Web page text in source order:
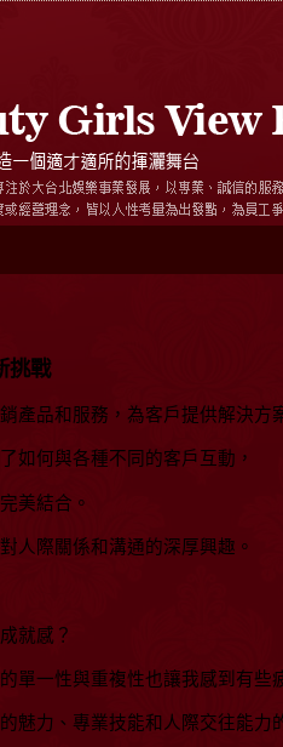
挑戰
產品和服務，為客戶提供解決方
如何與各種不同的客戶互動，
美結合。
人際關係和溝通的深厚興趣。
就感？
單一性與重複性也讓我感到有些
魅力、專業技能和人際交往能力